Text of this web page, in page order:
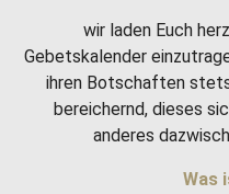
wir laden Euch
Gebetskalender
ihren Botschaften
bereichernd, dieses
anderes
Was